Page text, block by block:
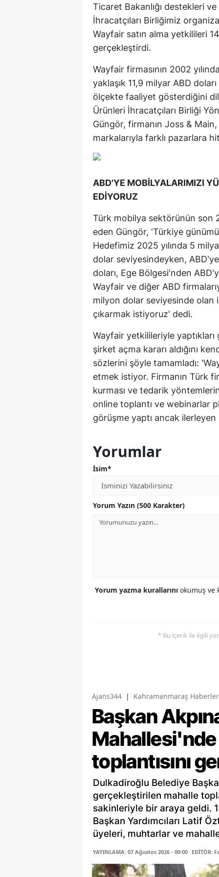
Ticaret Bakanlığı destekleri
İhracatçıları Birliğimiz
Wayfair satın alma yetkilileri
gerçekleştirdi.
Wayfair firmasının 2002
yaklaşık 11,9 milyar ABD
ölçekte faaliyet gösterdiğini
Ürünleri İhracatçıları Birliği
Güngör, firmanın Joss &
markalarıyla farklı pazarlara
ABD'YE MOBİLYALARIMIZI
EDİYORUZ
Türk mobilya sektörünün son
eden Güngör, 'Türkiye
Hedefimiz 2025 yılında 5
dolar seviyesindeyken,
doları, Ege Bölgesi'nden
Wayfair ve diğer ABD
milyon dolar seviyesinde olan
çıkarmak istiyoruz' dedi.
Wayfair yetkilileriyle
şirket açma kararı aldığını
sözlerini şöyle tamamladı:
etmek istiyor. Firmanın Türk
kurması ve tedarik
online toplantı ve webinarlar
görüşme yaptı ancak
Yorumlar
İsim*
Yorum Yazın (500 Karakter)
Yorum yazma kurallarını okumuş ve
* Bu içerik ile ilgili
Ajans344 | Kahramanmaraş
Başkan
Mahallesi'nde
toplantısını
Dulkadiroğlu Belediye
gerçekleştirilen mahalle
sakinleriyle bir araya geldi.
Başkan Yardımcıları Latif
üyeleri, muhtarlar ve
YAYINLAMA: 07 Ağustos 2026 - 00:00 EDİTÖR: